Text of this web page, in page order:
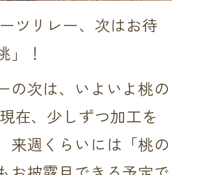
ツリレー、次はお待
」！
の次は、いよいよ桃の
在、少しずつ加工を
来週くらいには「桃の